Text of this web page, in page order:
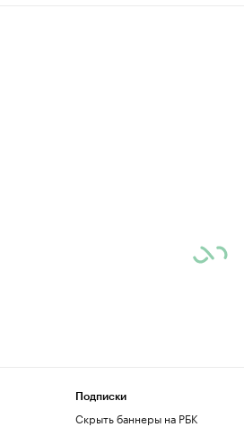
Подписки
Скрыть баннеры на РБК